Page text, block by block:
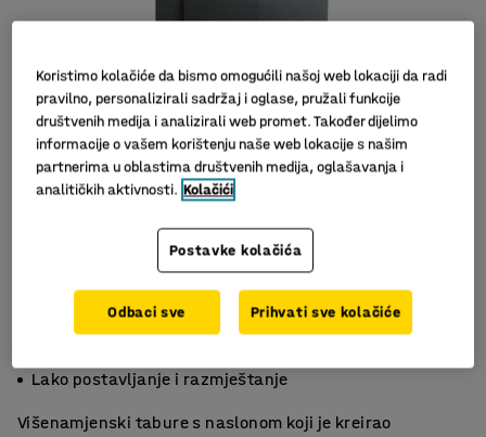
Udoban, zaobljen naslon
Lako postavljanje i razmještanje
Višenamjenski tabure s naslonom koji je kreirao
Koristimo kolačiće da bismo omogućili našoj web lokaciji da radi
pravilno, personalizirali sadržaj i oglase, pružali funkcije
društvenih medija i analizirali web promet. Također dijelimo
informacije o vašem korištenju naše web lokacije s našim
partnerima u oblastima društvenih medija, oglašavanja i
analitičkih aktivnosti. Kolačići
Postavke kolačića
Odbaci sve Prihvati sve kolačiće